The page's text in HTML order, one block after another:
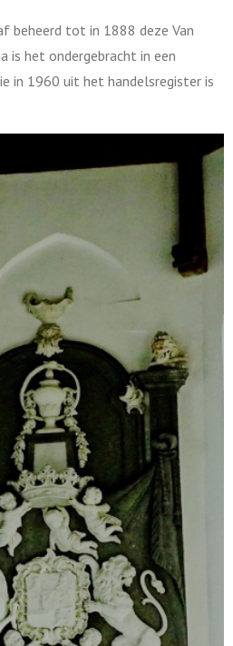
beheerd tot in 1888 deze Van
is het ondergebracht in een
in 1960 uit het handelsregister is